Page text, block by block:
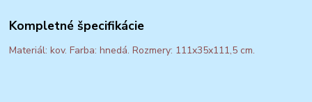
Kompletné špecifikácie
Materiál: kov. Farba: hnedá. Rozmery: 111x35x111,5 cm.